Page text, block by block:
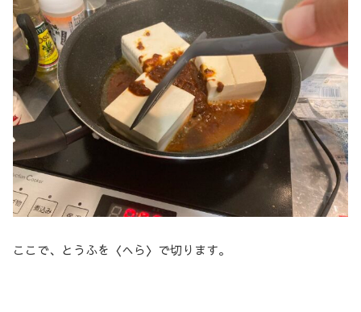
ここで、とうふを〈へら〉で切ります。